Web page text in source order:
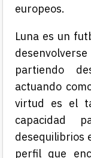
europeos.
Luna es un
partiendo
actuando
virtud es el
capacidad
desequilibrios
perfil que